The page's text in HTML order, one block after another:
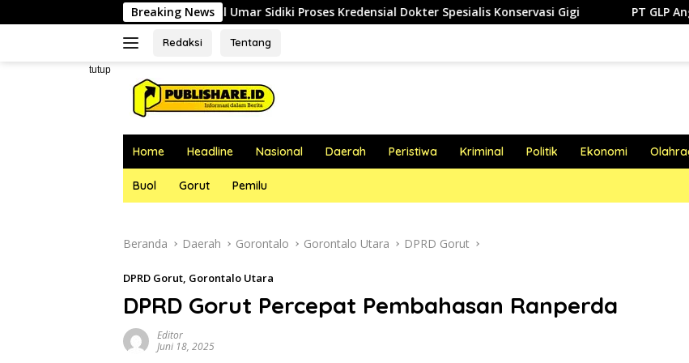
ke
Breaking News
RSUD dr. Zainal Umar Sidiki Proses Kredensial Dokter Spesialis Konservasi Gigi PT GLP Angkat Bicara Soal
Redaksi Tentang
tutup
Home Headline Nasional Daerah Peristiwa Kriminal Politik Ekonomi
Buol Gorut Pemilu
Beranda Daerah Gorontalo Gorontalo Utara DPRD Gorut
DPRD Gorut, Gorontalo Utara
DPRD Gorut Percepat Pembahasan Ranperda
Editor
Juni 18, 2025